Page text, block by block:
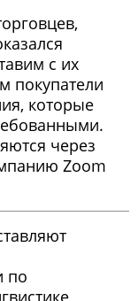
с их
покупатели
которые
через
Zoom
по